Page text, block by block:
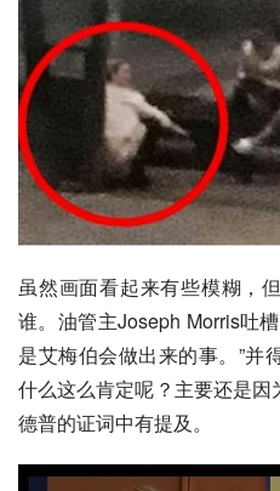
虽然画面看起来有些模糊，
谁。油管主Joseph Morris吐
是艾梅伯会做出来的事。”并
什么这么肯定呢？主要还是因
德普的证词中有提及。